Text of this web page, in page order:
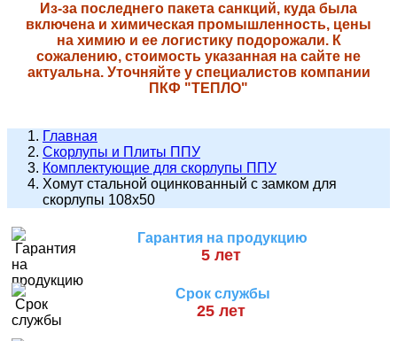
Из-за последнего пакета санкций, куда была
включена и химическая промышленность, цены
на химию и ее логистику подорожали. К
сожалению, стоимость указанная на сайте не
актуальна. Уточняйте у специалистов компании
ПКФ "ТЕПЛО"
Главная
Скорлупы и Плиты ППУ
Комплектующие для скорлупы ППУ
Хомут стальной оцинкованный с замком для
скорлупы 108х50
Гарантия на продукцию
5 лет
Срок службы
25 лет